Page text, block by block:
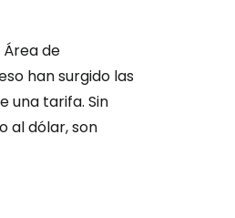
Área de
han surgido las
una tarifa. Sin
al dólar, son